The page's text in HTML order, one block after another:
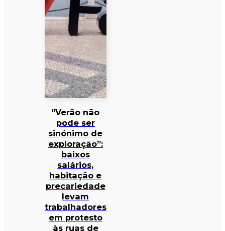
“Verão não
pode ser
sinónimo de
exploração”:
baixos
salários,
habitação e
precariedade
levam
trabalhadores
em protesto
às ruas de